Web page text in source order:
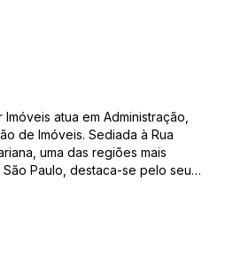
atua em Administração,
de Imóveis. Sediada à Rua
uma das regiões mais
Paulo, destaca-se pelo seu
credenciada junto ao Conselho
(CRECI) e associada ao
Venda, Locação e